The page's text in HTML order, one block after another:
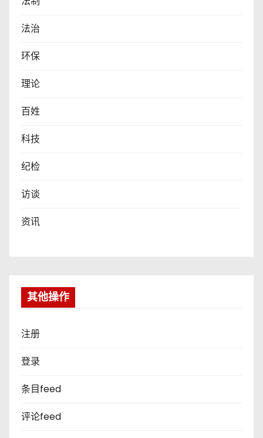
法治
环保
理论
百姓
科技
纪检
访谈
资讯
其他操作
注册
登录
条目feed
评论feed